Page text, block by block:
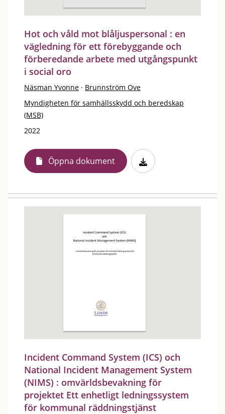
Hot och våld mot blåljuspersonal : en
vägledning för ett förebyggande och
förberedande arbete med utgångspunkt
i social oro
Näsman Yvonne · Brunnström Ove
Myndigheten för samhällsskydd och beredskap
(MSB)
2022
Öppna dokument
Incident Command System (ICS) och
National Incident Management System
(NIMS) : omvärldsbevakning för
projektet Ett enhetligt ledningssystem
för kommunal räddningstjänst